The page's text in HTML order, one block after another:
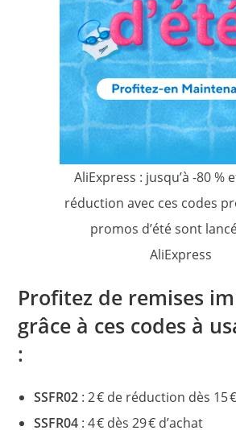
AliExpress : jusqu’à -80 %
réduction avec ces codes
promos d’été sont
AliExpress
Profitez de remises
grâce à ces codes à
:
SSFR02 : 2 € de réduction dès 15
SSFR04 : 4 € dès 29 € d’achat